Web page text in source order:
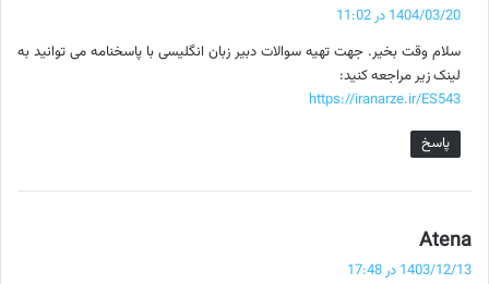
ف
:
1404/03/20 در 11:02
سلام وقت بخیر. جهت تهیه سوالات دبیر زبان انگلیسی با پاسخنامه می توانید به
لینک زیر مراجعه کنید:
https://iranarze.ir/ES543
پاسخ
Atena
ف
1403/12/13 در 17:48